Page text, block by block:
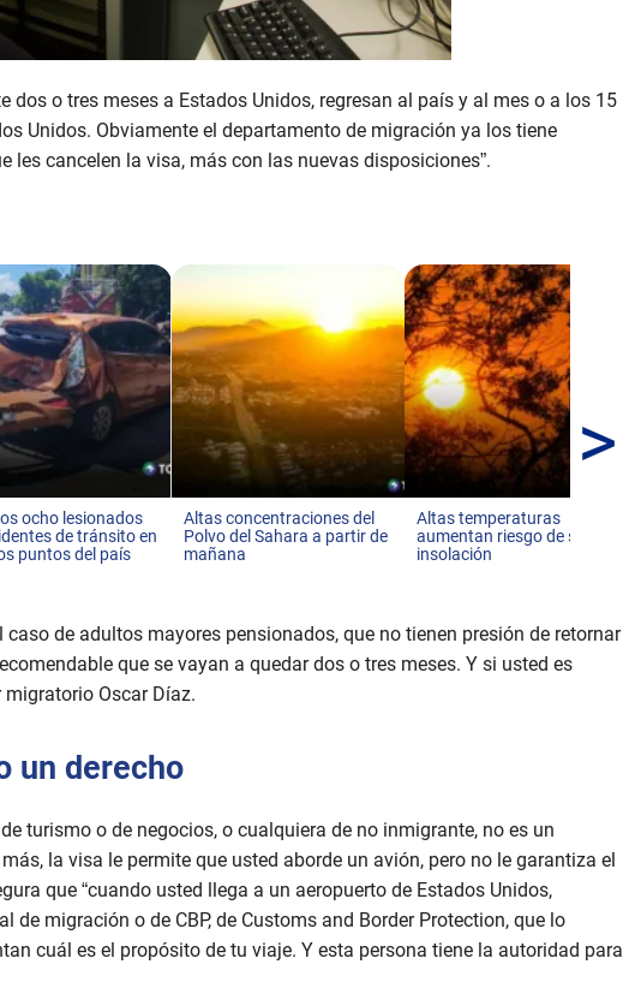
dos o tres meses a Estados Unidos, regresan al país y al mes o a los 15
Unidos. Obviamente el departamento de migración ya los tiene
cancelen la visa, más con las nuevas disposiciones”.
ocho lesionados
de tránsito en
puntos del país
Altas concentraciones del
Polvo del Sahara a partir de
mañana
Altas temperaturas
aumentan riesgo de sufrir
insolación
>
de adultos mayores pensionados, que no tienen presión de retornar
que se vayan a quedar dos o tres meses. Y si usted es
migratorio Oscar Díaz.
un derecho
turismo o de negocios, o cualquiera de no inmigrante, no es un
la visa le permite que usted aborde un avión, pero no le garantiza el
que “cuando usted llega a un aeropuerto de Estados Unidos,
de migración o de CBP, de Customs and Border Protection, que lo
cuál es el propósito de tu viaje. Y esta persona tiene la autoridad para